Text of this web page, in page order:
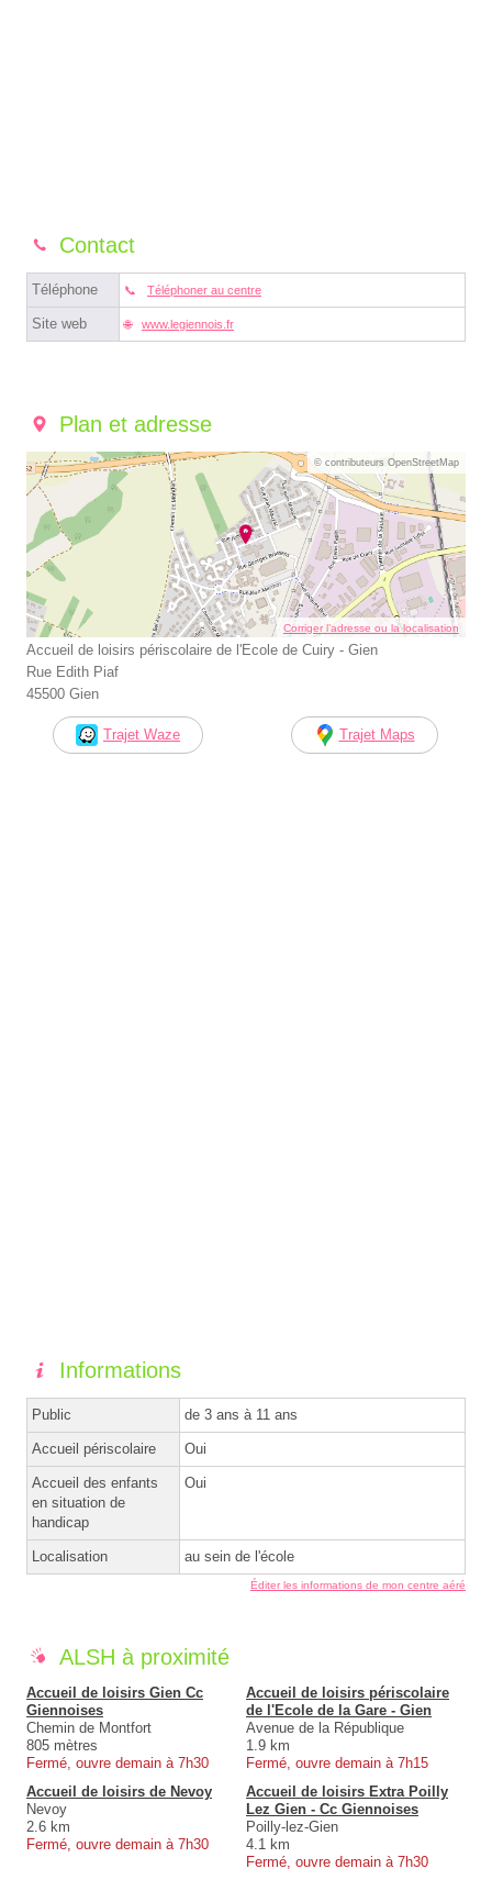
Contact
Téléphone Téléphoner au centre
Site web www.legiennois.fr
Plan et adresse
© contributeurs OpenStreetMap
Corriger l’adresse ou la localisation
Accueil de loisirs périscolaire de l'Ecole de Cuiry - Gien
Rue Edith Piaf
45500 Gien
Trajet Waze Trajet Maps
Informations
Public de 3 ans à 11 ans
Accueil périscolaire Oui
Accueil des enfants
en situation de
handicap
Oui
Localisation au sein de l'école
Éditer les informations de mon centre aéré
ALSH à proximité
Accueil de loisirs Gien Cc
Giennoises
Chemin de Montfort
805 mètres
Fermé, ouvre demain à 7h30
Accueil de loisirs périscolaire
de l'Ecole de la Gare - Gien
Avenue de la République
1.9 km
Fermé, ouvre demain à 7h15
Accueil de loisirs de Nevoy
Nevoy
2.6 km
Fermé, ouvre demain à 7h30
Accueil de loisirs Extra Poilly
Lez Gien - Cc Giennoises
Poilly-lez-Gien
4.1 km
Fermé, ouvre demain à 7h30